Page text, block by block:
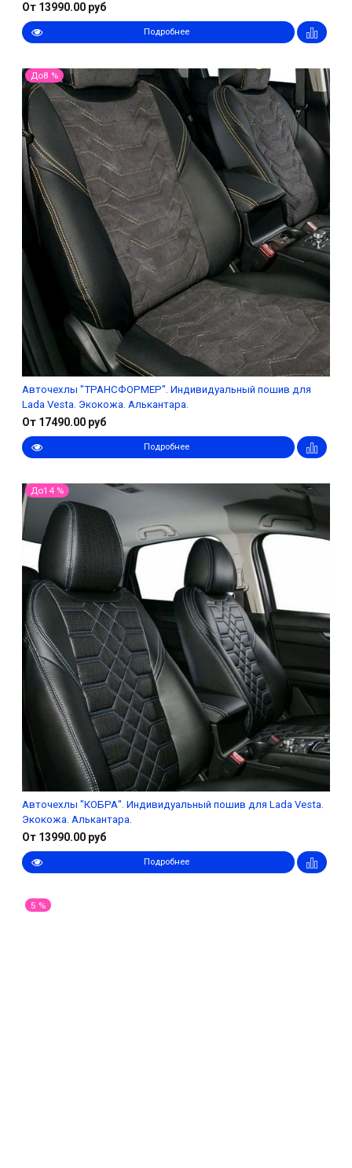
От 13990.00 руб
Подробнее
До8 %
Авточехлы "ТРАНСФОРМЕР". Индивидуальный пошив для
Lada Vesta. Экокожа. Алькантара.
От 17490.00 руб
Подробнее
До14 %
Авточехлы "КОБРА". Индивидуальный пошив для Lada Vesta.
Экокожа. Алькантара.
От 13990.00 руб
Подробнее
5 %